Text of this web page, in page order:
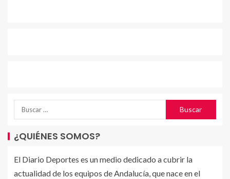
¿QUIÉNES SOMOS?
El Diario Deportes es un medio dedicado a cubrir la
actualidad de los equipos de Andalucía, que nace en el